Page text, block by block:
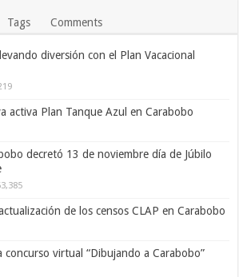
Tags Comments
diversión con el Plan Vacacional
activa Plan Tanque Azul en Carabobo
decretó 13 de noviembre día de Júbilo
de los censos CLAP en Carabobo
concurso virtual “Dibujando a Carabobo”